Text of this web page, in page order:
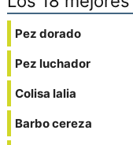
Pez dorado
Pez luchador
Colisa lalia
Barbo cereza